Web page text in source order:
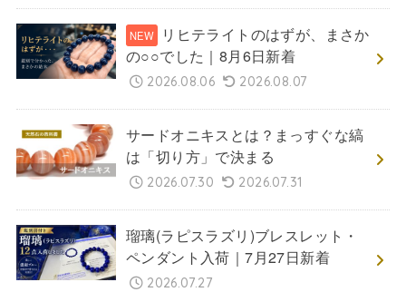
リヒテライトのはずが、まさか
の○○でした｜8月6日新着
2026.08.06 2026.08.07
サードオニキスとは？まっすぐな縞
は「切り方」で決まる
2026.07.30 2026.07.31
瑠璃(ラピスラズリ)ブレスレット・
ペンダント入荷｜7月27日新着
2026.07.27